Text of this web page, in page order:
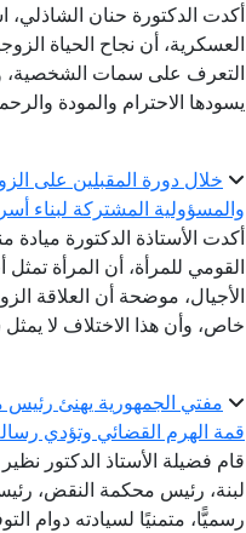
أكدت الدكتورة حنان الشاذلي،
العسكرية، أن نجاح الحياة
التعرف على سمات الشخصية،
يسودها الاحترام والمودة
خلال دورة المقبلين على
والمسؤولية المشتركة لبناء
أكدت الأستاذة الدكتورة
القومي للمرأة، أن المرأة
الأجيال، موضحة أن العلاقة
خاص، وأن هذا الاختلاف لا يمثل
مفتي الجمهورية يهنئ
قمة الهرم القضائي وتؤدي
قام فضيلة الأستاذ الدكتور
لبنة، رئيس محكمة النقض،
رسميًّا، متمنيًا لسيادته دوام